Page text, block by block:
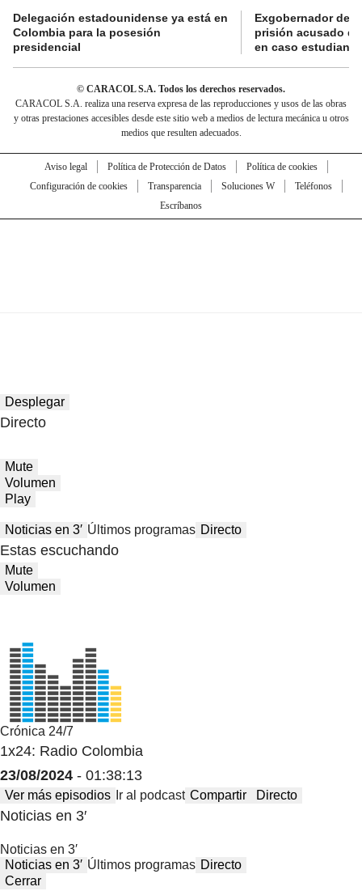
Delegación estadounidense ya está en
Colombia para la posesión
presidencial
Exgobernador de
prisión acusado
en caso
© CARACOL S.A. Todos los derechos reservados.
CARACOL S.A. realiza una reserva expresa de las reproducciones y usos de las obras
y otras prestaciones accesibles desde este sitio web a medios de lectura mecánica u otros
medios que resulten adecuados.
Aviso legal Política de Protección de Datos
Política de cookies
Configuración de cookies
Transparencia Soluciones W
Teléfonos
Escríbanos
Desplegar
Directo
Mute
Volumen
Play
Noticias en 3′ Últimos programas Directo
Estas escuchando
Mute
Volumen
Crónica 24/7
1x24: Radio Colombia
23/08/2024 - 01:38:13
Ver más episodios Ir al podcast Compartir Directo
Noticias en 3′
Noticias en 3′
Noticias en 3′ Últimos programas Directo
Cerrar